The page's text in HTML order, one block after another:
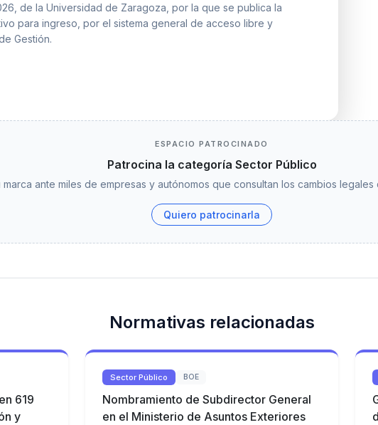
de la Universidad de Zaragoza, por la que se publica la
para ingreso, por el sistema general de acceso libre y
Gestión.
ESPACIO PATROCINADO
Patrocina la categoría Sector Público
marca ante miles de empresas y autónomos que consultan los cambios legales
Quiero patrocinarla
Normativas relacionadas
619
y
Sector Público BOE
Nombramiento de Subdirector General
en el Ministerio de Asuntos Exteriores